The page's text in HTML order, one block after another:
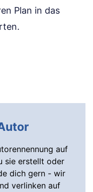
Plan in das
auf
sie erstellt oder
dich gern - wir
verlinken auf